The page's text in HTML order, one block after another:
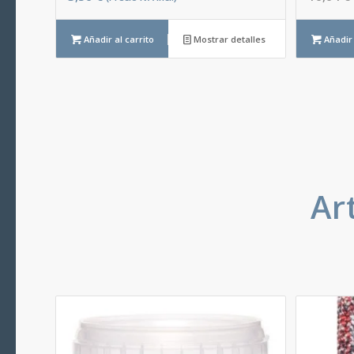
Añadir al carrito Mostrar detalles Añadir